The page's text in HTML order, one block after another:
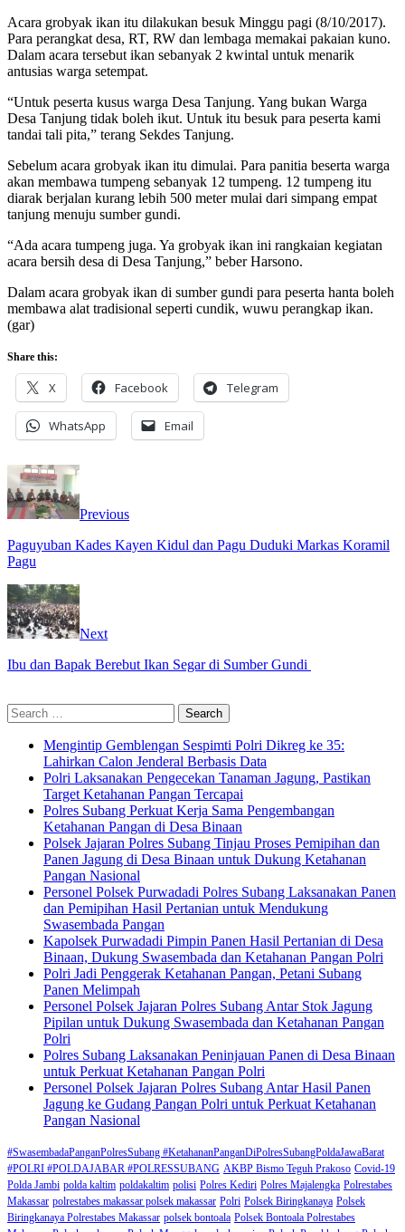
Acara grobyak ikan itu dilakukan besuk Minggu pagi (8/10/2017).
Para perangkat desa, RT, RW dan lembaga memakai pakaian kuno.
Dalam acara tersebut ikan sebanyak 2 kwintal untuk menarik
antusias warga setempat.
“Untuk peserta kusus warga Desa Tanjung. Yang bukan Warga
Desa Tanjung tidak boleh ikut. Untuk itu besuk para peserta kami
tandai tali pita,” terang Sekdes Tanjung.
Sebelum acara grobyak ikan itu dimulai. Para panitia beserta warga
akan membawa tumpeng sebanyak 12 tumpeng. 12 tumpeng itu
diarak berjalan kurang lebih 500 meter mulai dari simpang empat
tanjung menuju sumber gundi.
“Ada acara tumpeng juga. Ya grobyak ikan ini rangkaian kegiatan
acara bersih desa di Desa Tanjung,” beber Harsono.
Dalam acara grobyak ikan di sumber gundi para peserta hanta boleh
membawa alat tradisional seperti cundik, wuwu perangkap ikan.
(gar)
Share this:
X Facebook Telegram
WhatsApp Email
Previous
Paguyuban Kades Kayen Kidul dan Pagu Duduki Markas Koramil
Pagu
Next
Ibu dan Bapak Berebut Ikan Segar di Sumber Gundi
Search
for:
Mengintip Gemblengan Sespimti Polri Dikreg ke 35:
Lahirkan Calon Jenderal Berbasis Data
Polri Laksanakan Pengecekan Tanaman Jagung, Pastikan
Target Ketahanan Pangan Tercapai
Polres Subang Perkuat Kerja Sama Pengembangan
Ketahanan Pangan di Desa Binaan
Polsek Jajaran Polres Subang Tinjau Proses Pemipihan dan
Panen Jagung di Desa Binaan untuk Dukung Ketahanan
Pangan Nasional
Personel Polsek Purwadadi Polres Subang Laksanakan Panen
dan Pemipihan Hasil Pertanian untuk Mendukung
Swasembada Pangan
Kapolsek Purwadadi Pimpin Panen Hasil Pertanian di Desa
Binaan, Dukung Swasembada dan Ketahanan Pangan Polri
Polri Jadi Penggerak Ketahanan Pangan, Petani Subang
Panen Melimpah
Personel Polsek Jajaran Polres Subang Antar Stok Jagung
Pipilan untuk Dukung Swasembada dan Ketahanan Pangan
Polri
Polres Subang Laksanakan Peninjauan Panen di Desa Binaan
untuk Perkuat Ketahanan Pangan Polri
Personel Polsek Jajaran Polres Subang Antar Hasil Panen
Jagung ke Gudang Pangan Polri untuk Perkuat Ketahanan
Pangan Nasional
#SwasembadaPanganPolresSubang #KetahananPanganDiPolresSubangPoldaJawaBarat
#POLRI #POLDAJABAR #POLRESSUBANG AKBP Bismo Teguh Prakoso Covid-19
Polda Jambi polda kaltim poldakaltim polisi Polres Kediri Polres Majalengka Polrestabes
Makassar polrestabes makassar polsek makassar Polri Polsek Biringkanaya Polsek
Biringkanaya Polrestabes Makassar polsek bontoala Polsek Bontoala Polrestabes